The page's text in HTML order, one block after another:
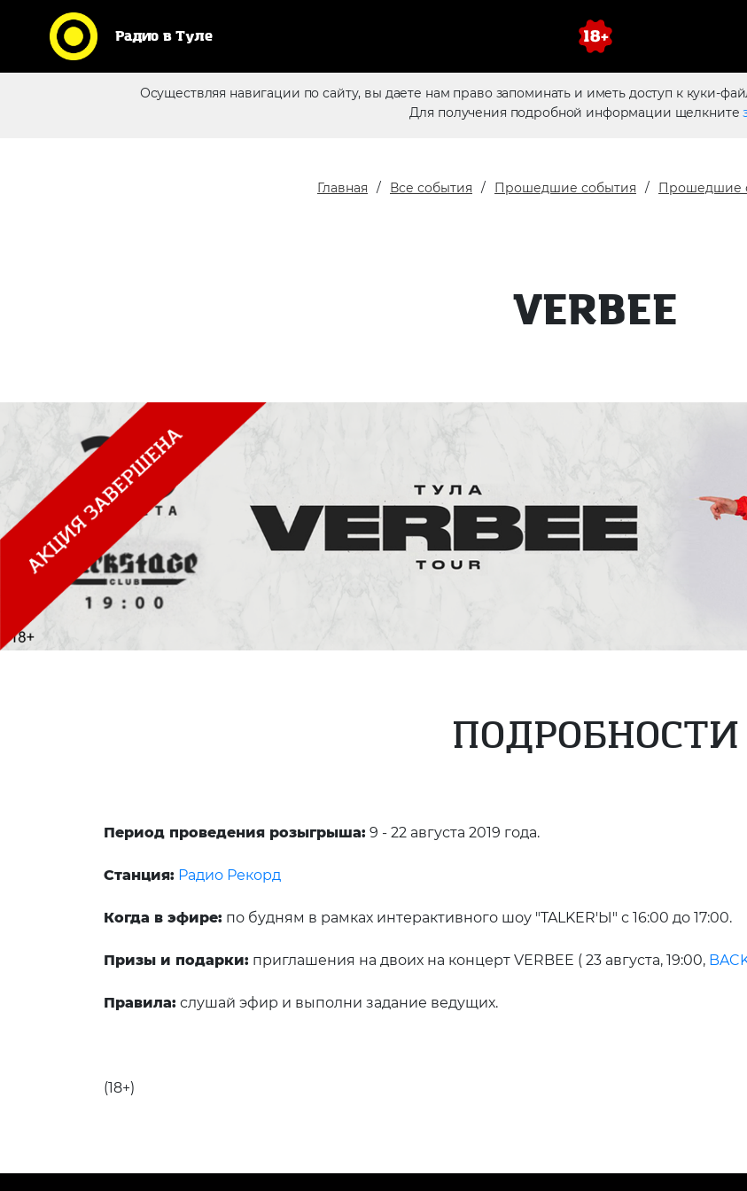
Радио в Туле
Осуществляя навигации по сайту, вы даете нам право запоминать и иметь доступ к куки-
Для получения подробной информации щелкните
Кликни по логотипу любимой
станции и слушай радио
Главная Все события Прошедшие события Прошедшие
VERBEE
ПОДРОБНОСТИ
Период проведения розыгрыша: 9 - 22 августа 2019 года.
Станция: Радио Рекорд
Когда в эфире: по будням в рамках интерактивного шоу "TALKER'Ы" с 16:00 до 17:00.
Призы и подарки: приглашения на двоих на концерт VERBEE ( 23 августа, 19:00,
Правила: слушай эфир и выполни задание ведущих.
(18+)